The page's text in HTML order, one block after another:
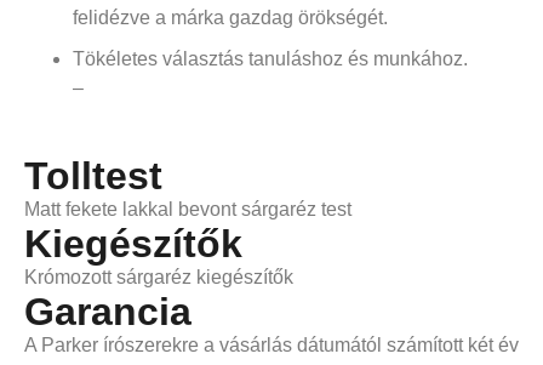
felidézve a márka gazdag örökségét.
Tökéletes választás tanuláshoz és munkához.
–
Tolltest
Matt fekete lakkal bevont sárgaréz test
Kiegészítők
Krómozott sárgaréz kiegészítők
Garancia
A Parker írószerekre a vásárlás dátumától számított két év